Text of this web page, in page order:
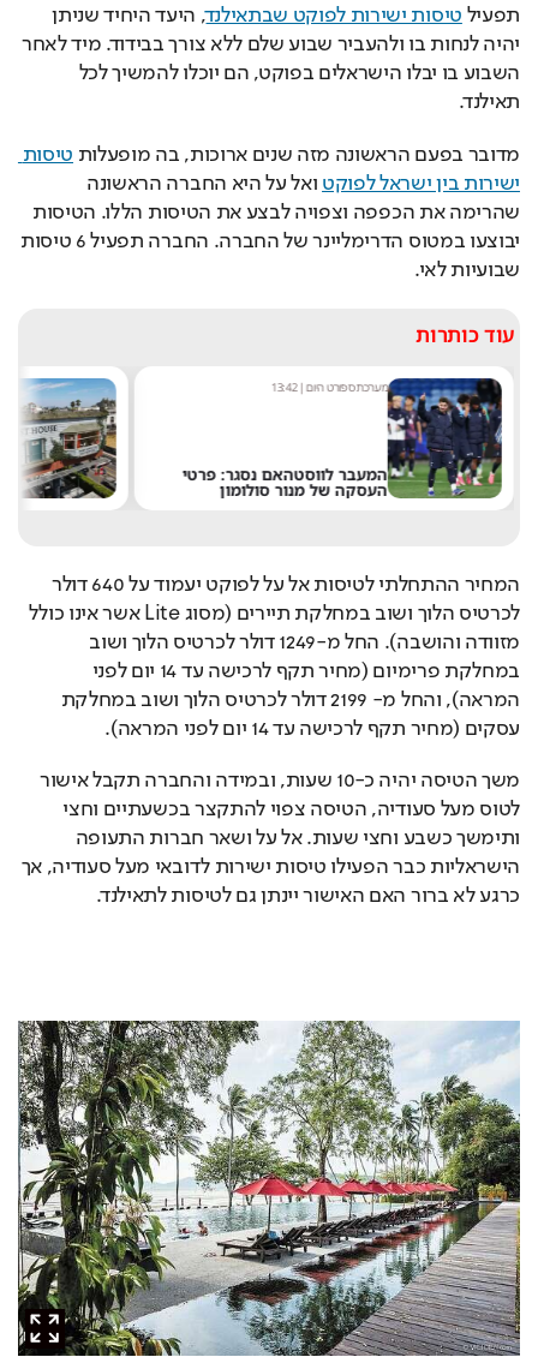
תפעיל טיסות ישירות לפוקט שבתאילנד
, היעד היחיד שניתן
יהיה לנחות בו ולהעביר שבוע שלם ללא צורך בבידוד. מיד לאחר
השבוע בו יבלו הישראלים בפוקט, הם יוכלו להמשיך לכל
תאילנד.
מדובר בפעם הראשונה מזה שנים ארוכות, בה מופעלות
טיסות
ישירות בין ישראל לפוקט
ואל על היא החברה הראשונה
שהרימה את הכפפה וצפויה לבצע את הטיסות הללו. הטיסות
יבוצעו במטוס הדרימליינר של החברה.
החברה תפעיל 6 טיסות
שבועיות לאי.
עוד כותרות
מערכת ספורט היום|
13:42
המעבר לווסטהאם נסגר: פרטי
העסקה של מנור סולומון
מערכת היום
"אני
שלט
המחיר ההתחלתי לטיסות אל על לפוקט יעמוד על 640 דולר
לכרטיס הלוך ושוב במחלקת תיירים (מסוג Lite אשר אינו כולל
מזוודה והושבה). החל מ-1249 דולר לכרטיס הלוך ושוב
במחלקת פרימיום (מחיר תקף לרכישה עד 14 יום לפני
המראה), והחל מ- 2199 דולר לכרטיס הלוך ושוב במחלקת
עסקים (מחיר תקף לרכישה עד 14 יום לפני המראה).
משך הטיסה יהיה כ-10 שעות, ובמידה והחברה תקבל אישור
לטוס מעל סעודיה, הטיסה צפוי להתקצר בכשעתיים וחצי
ותימשך כשבע וחצי שעות. אל על ושאר חברות התעופה
הישראליות כבר הפעילו טיסות ישירות לדובאי מעל סעודיה, אך
כרגע לא ברור האם האישור יינתן גם לטיסות לתאילנד.